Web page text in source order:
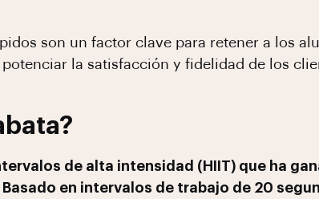
son un factor clave para retener a los
la satisfacción y fidelidad de los
de alta intensidad (HIIT) que ha
en intervalos de trabajo de 20